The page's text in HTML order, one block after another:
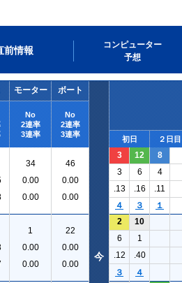
前情報
コンピューター
予想
モーター ボート
No
2連率
3連率
No
2連率
3連率
初日 ２日目
34
0.00
0.00
46
0.00
0.00
3 12 8
3 6
4
.13
.16
.11
４
３ １
1
0.00
0.00
22
0.00
0.00
2
10
6
1
.12
.40
３
４
今